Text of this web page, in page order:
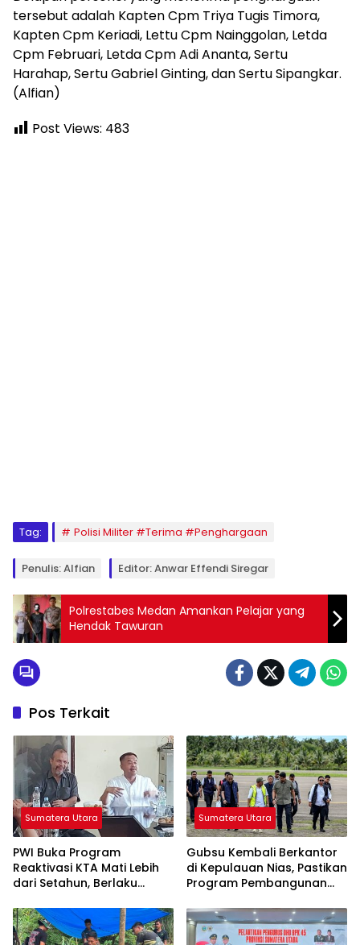
tersebut adalah Kapten Cpm Triya Tugis Timora,
Kapten Cpm Keriadi, Lettu Cpm Nainggolan, Letda
Cpm Februari, Letda Cpm Adi Ananta, Sertu
Harahap, Sertu Gabriel Ginting, dan Sertu Sipangkar.
(Alfian)
Post Views: 483
Tag: Polisi Militer #Terima #Penghargaan
Penulis: Alfian Editor: Anwar Effendi Siregar
Polrestabes Medan Amankan Pelajar yang
Hendak Tawuran
Pos Terkait
Sumatera Utara
PWI Buka Program
Reaktivasi KTA Mati Lebih
dari Setahun, Berlaku
Sumatera Utara
Gubsu Kembali Berkantor
di Kepulauan Nias, Pastikan
Program Pembangunan